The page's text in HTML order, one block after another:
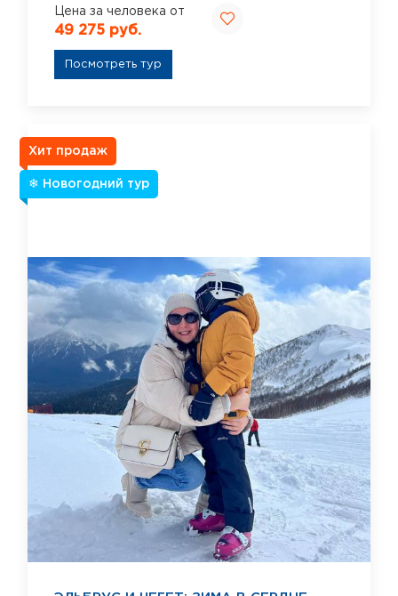
Цена за человека от
49 275 руб.
Посмотреть тур
Хит продаж
❄ Новогодний тур